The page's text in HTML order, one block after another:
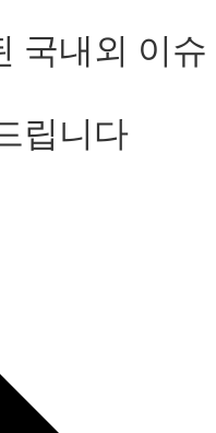
국내외 이슈
립니다